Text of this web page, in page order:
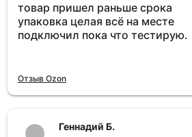
товар пришел раньше срока
упаковка целая всё на месте
подключил пока что тестирую.
Отзыв Ozon
Геннадий Б.